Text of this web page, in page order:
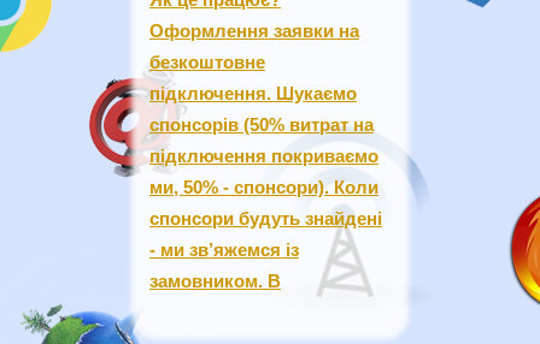
Оформлення заявки на
безкоштовне
підключення. Шукаємо
спонсорів (50% витрат на
підключення покриваємо
ми, 50% - спонсори). Коли
спонсори будуть знайдені
- ми зв’яжемся із
замовником. В